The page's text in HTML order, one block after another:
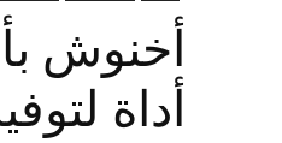
أخنوش
أداة